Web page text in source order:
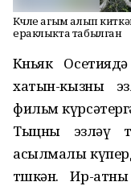
Көчле агым алып
ераклыкта табылган
Көньяк
хатын-кызны
фильм
Тыцны эзләү
асылмалы
төшкән. Ир-